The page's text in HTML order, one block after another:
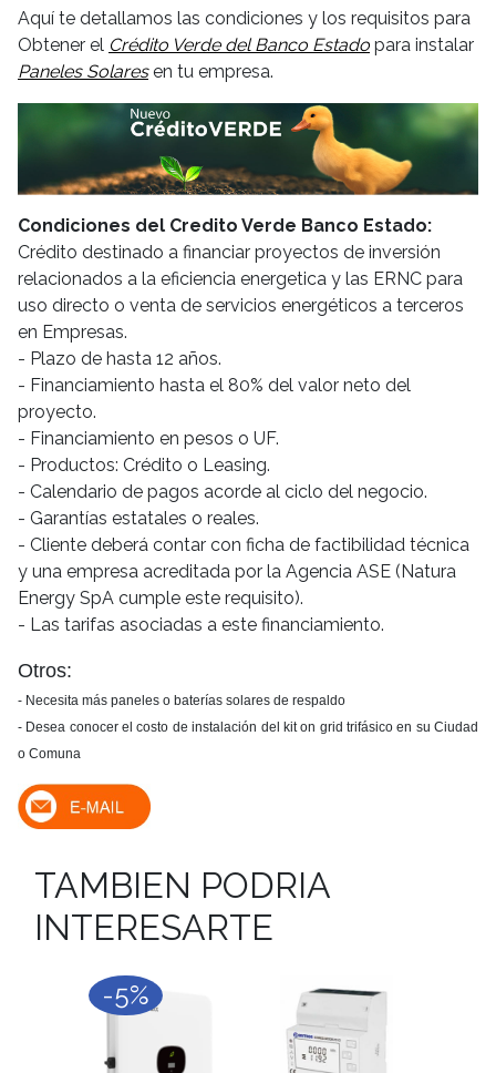
Aquí te detallamos las condiciones y los requisitos para
Obtener el Crédito Verde del Banco Estado para instalar
Paneles Solaresen tu empresa.
Condiciones del Credito Verde Banco Estado:
Crédito destinado a financiar proyectos de inversión
relacionados a la eficiencia energetica y las ERNC para
uso directo o venta de servicios energéticos a terceros
en Empresas.
- Plazo de hasta 12 años.
- Financiamiento hasta el 80% del valor neto del
proyecto.
- Financiamiento en pesos o UF.
- Productos: Crédito o Leasing.
- Calendario de pagos acorde al ciclo del negocio.
- Garantías estatales o reales.
- Cliente deberá contar con ficha de factibilidad técnica
y una empresa acreditada por la Agencia ASE (Natura
Energy SpA cumple este requisito).
- Las tarifas asociadas a este financiamiento.
Otros:
- Necesita más paneles o baterías solares de respaldo
- Desea conocer el costo de instalación del kit on grid trifásico en su Ciudad
o Comuna
TAMBIEN PODRIA
INTERESARTE
-5%